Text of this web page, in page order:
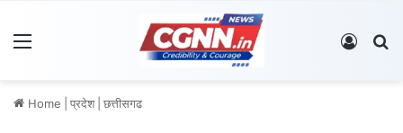
Log In
Home प्रदेश छत्तीसगढ